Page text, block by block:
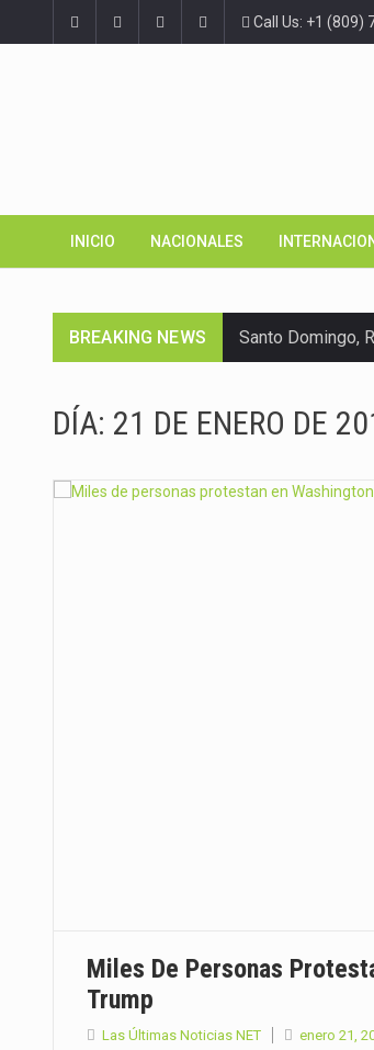
Call Us: +1 (809)
INICIO NACIONALES
BREAKING NEWS Santo Domingo,
España. – El
SANTO
DÍA: 21 DE ENERO DE
Miles De Personas
Trump
Las Últimas Noticias NET enero 21,